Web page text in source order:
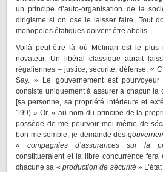
un principe d’auto-organisation de la
dirigisme si on ose le laisser faire. Tout
monopoles étatiques doivent être abolis.
Voilà peut-être là où Molinari est le plus
novateur. Un libéral classique aurait
régaliennes – justice, sécurité, défense. «
Say. » Le gouvernement est
consiste uniquement à assurer à chacun la
[sa personne, sa propriété intérieure et
199) » Or, « au nom du principe de la
possède de me pourvoir moi-même de
bon me semble, je demande des
« compagnies d’assurances sur la
constitueraient et la libre concurrence
chacune sa « production de sécurité»